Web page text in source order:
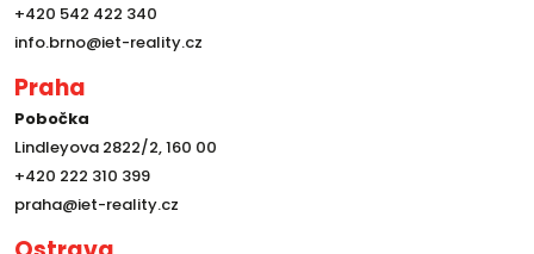
+420 542 422 340
info.brno@iet-reality.cz
Praha
Pobočka
Lindleyova 2822/2, 160 00
+420 222 310 399
praha@iet-reality.cz